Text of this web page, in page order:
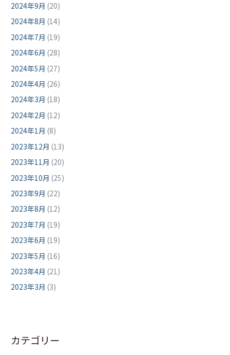
2024年9月 (20)
2024年8月 (14)
2024年7月 (19)
2024年6月 (28)
2024年5月 (27)
2024年4月 (26)
2024年3月 (18)
2024年2月 (12)
2024年1月 (8)
2023年12月 (13)
2023年11月 (20)
2023年10月 (25)
2023年9月 (22)
2023年8月 (12)
2023年7月 (19)
2023年6月 (19)
2023年5月 (16)
2023年4月 (21)
2023年3月 (3)
カテゴリー